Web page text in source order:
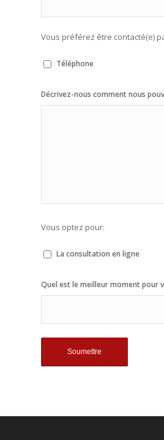
Vous préférez être contacté(e)
Téléphone
Décrivez-nous comment nous
Vous optez pour:
La consultation en ligne
Quel est le meilleur moment pour